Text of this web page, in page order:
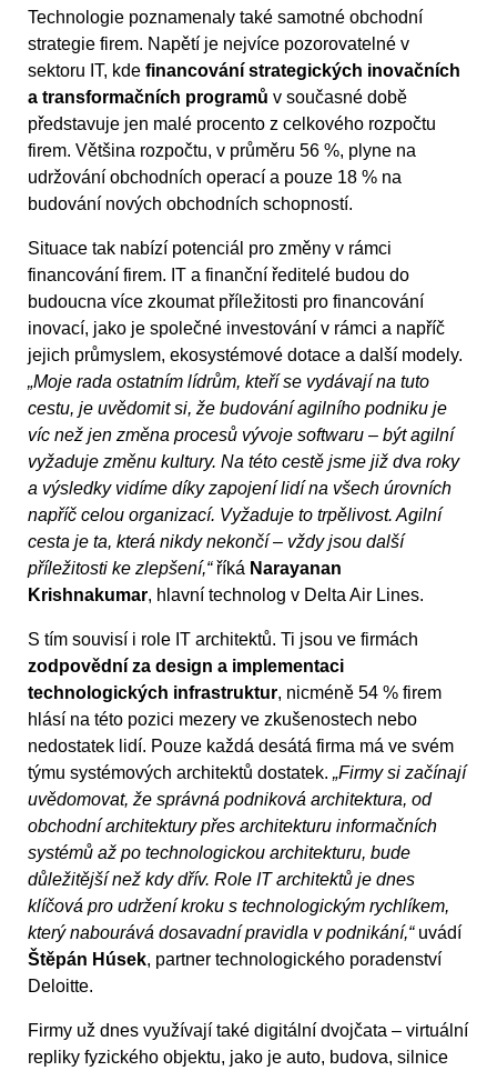
Technologie poznamenaly také samotné obchodní
strategie firem. Napětí je nejvíce pozorovatelné v
sektoru IT, kde financování strategických inovačních
a transformačních programů v současné době
představuje jen malé procento z celkového rozpočtu
firem. Většina rozpočtu, v průměru 56 %, plyne na
udržování obchodních operací a pouze 18 % na
budování nových obchodních schopností.
Situace tak nabízí potenciál pro změny v rámci
financování firem. IT a finanční ředitelé budou do
budoucna více zkoumat příležitosti pro financování
inovací, jako je společné investování v rámci a napříč
jejich průmyslem, ekosystémové dotace a další modely.
„Moje rada ostatním lídrům, kteří se vydávají na tuto
cestu, je uvědomit si, že budování agilního podniku je
víc než jen změna procesů vývoje softwaru – být agilní
vyžaduje změnu kultury. Na této cestě jsme již dva roky
a výsledky vidíme díky zapojení lidí na všech úrovních
napříč celou organizací. Vyžaduje to trpělivost. Agilní
cesta je ta, která nikdy nekončí – vždy jsou další
příležitosti ke zlepšení,“říká Narayanan
Krishnakumar, hlavní technolog v Delta Air Lines.
S tím souvisí i role IT architektů. Ti jsou ve firmách
zodpovědní za design a implementaci
technologických infrastruktur, nicméně 54 % firem
hlásí na této pozici mezery ve zkušenostech nebo
nedostatek lidí. Pouze každá desátá firma má ve svém
týmu systémových architektů dostatek. „Firmy si začínají
uvědomovat, že správná podniková architektura, od
obchodní architektury přes architekturu informačních
systémů až po technologickou architekturu, bude
důležitější než kdy dřív. Role IT architektů je dnes
klíčová pro udržení kroku s technologickým rychlíkem,
který nabourává dosavadní pravidla v podnikání,“uvádí
Štěpán Húsek, partner technologického poradenství
Deloitte.
Firmy už dnes využívají také digitální dvojčata – virtuální
repliky fyzického objektu, jako je auto, budova, silnice